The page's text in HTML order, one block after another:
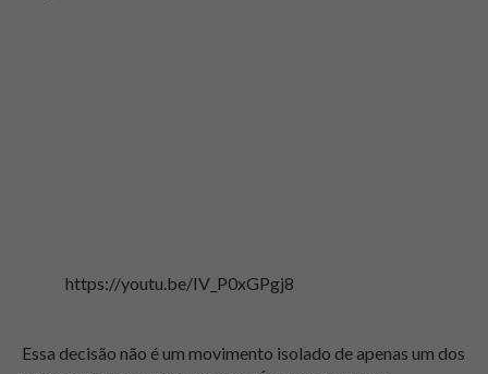
https://youtu.be/IV_P0xGPgj8
Essa decisão não é um movimento isolado de apenas um dos